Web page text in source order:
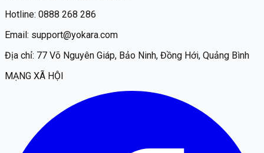
Hotline: 0888 268 286
Email: support@yokara.com
Địa chỉ: 77 Võ Nguyên Giáp, Bảo Ninh, Đồng Hới, Quảng Bình
MẠNG XÃ HỘI